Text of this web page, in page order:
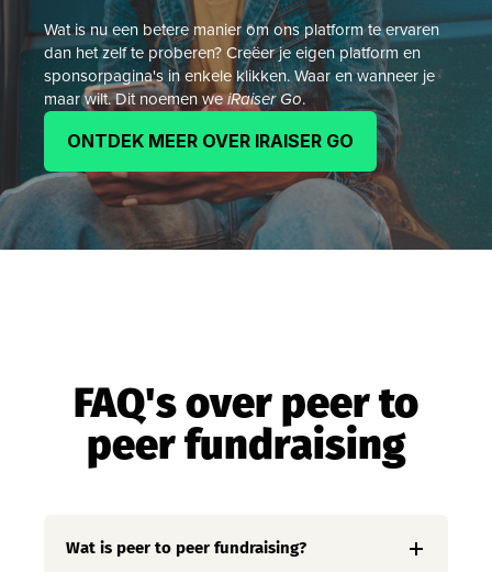
Wat is nu een betere manier om ons platform te ervaren
dan het zelf te proberen? Creëer je eigen platform en
sponsorpagina's in enkele klikken. Waar en wanneer je
maar wilt. Dit noemen weiRaiser Go.
ONTDEK MEER OVER IRAISER GO
FAQ's over peer to
peer fundraising
Wat is peer to peer fundraising?